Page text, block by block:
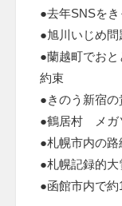
●去年SNSを
●旭川いじめ
●蘭越町でお
約束
●きのう新宿
●鶴居村 メガ
●札幌市内の
●札幌記録的
●函館市内で